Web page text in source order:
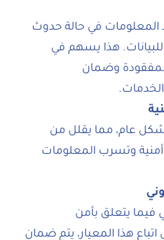
المعلومات في حالة حدوث
هذا يسهم في
وضمان
الخدمات.
بشكل عام، مما يقلل من
وتسرب المعلومات
فيما يتعلق بأمن
هذا المعيار، يتم ضمان